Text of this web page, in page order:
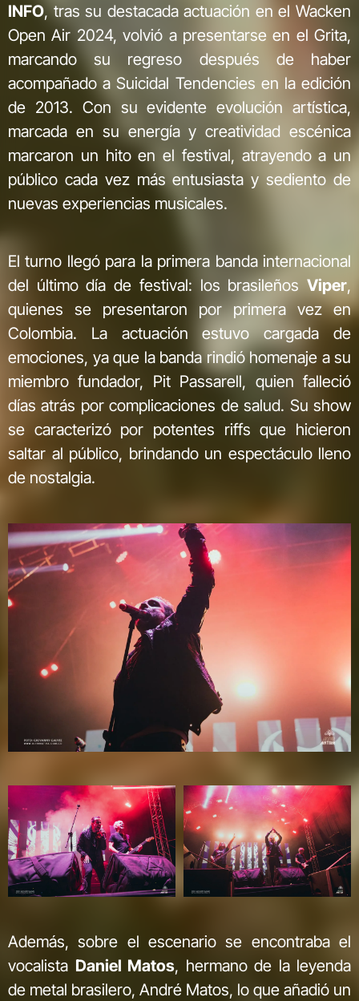
INFO, tras su destacada actuación en el Wacken
Open Air 2024, volvió a presentarse en el Grita,
marcando su regreso después de haber
acompañado a Suicidal Tendencies en la edición
de 2013. Con su evidente evolución artística,
marcada en su energía y creatividad escénica
marcaron un hito en el festival, atrayendo a un
público cada vez más entusiasta y sediento de
nuevas experiencias musicales.
El turno llegó para la primera banda internacional
del último día de festival: los brasileños Viper,
quienes se presentaron por primera vez en
Colombia. La actuación estuvo cargada de
emociones, ya que la banda rindió homenaje a su
miembro fundador, Pit Passarell, quien falleció
días atrás por complicaciones de salud. Su show
se caracterizó por potentes riffs que hicieron
saltar al público, brindando un espectáculo lleno
de nostalgia.
Además, sobre el escenario se encontraba el
vocalista Daniel Matos, hermano de la leyenda
de metal brasilero, André Matos, lo que añadió un